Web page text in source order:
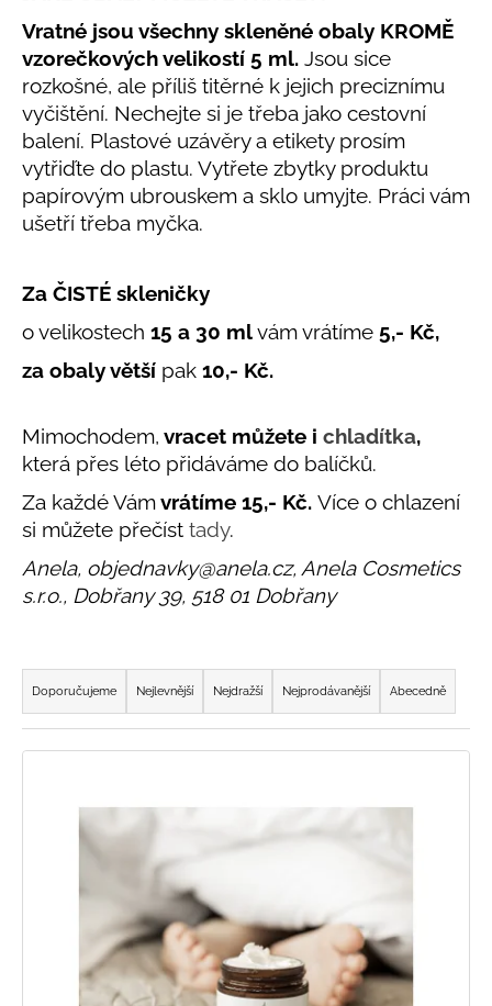
Vratné jsou všechny skleněné obaly KROMĚ
vzorečkových velikostí 5 ml. Jsou sice
rozkošné, ale příliš titěrné k jejich preciznímu
vyčištění. Nechejte si je třeba jako cestovní
balení. Plastové uzávěry a etikety prosím
vytřiďte do plastu. Vytřete zbytky produktu
papírovým ubrouskem a sklo umyjte. Práci vám
ušetří třeba myčka.
Za ČISTÉ skleničky
o velikostech 15 a 30 mlvám vrátíme 5,- Kč,
za obaly větší pak 10,- Kč.
Mimochodem, vracet můžete i chladítka,
která přes léto přidáváme do balíčků.
Za každé Vámvrátíme 15,- Kč. Více o chlazení
si můžete přečíst tady.
Anela, objednavky@anela.cz, Anela Cosmetics
s.r.o., Dobřany 39, 518 01 Dobřany
Ř
a
z
e
Doporučujeme Nejlevnější Nejdražší Nejprodávanější Abecedně
V
e
m
e
LETNÍ
KLOBOUČEK
S
OUŠKY
UV
395